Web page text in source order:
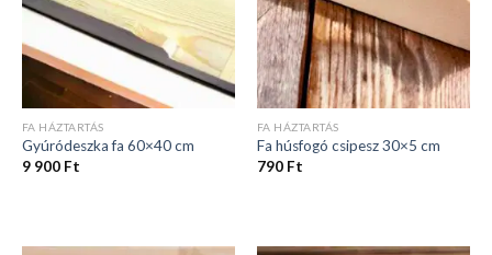
FA HÁZTARTÁS
Gyúródeszka fa 60×40 cm
9 900 Ft
FA HÁZTARTÁS
Fa húsfogó csipesz 30×5 cm
790 Ft